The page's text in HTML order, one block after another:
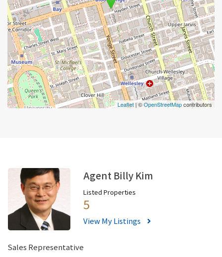
Leaflet| ©OpenStreetMapcontributors
Agent Billy Kim
Listed Properties
5
View My Listings
Sales Representative